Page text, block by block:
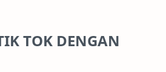
TOK DENGAN